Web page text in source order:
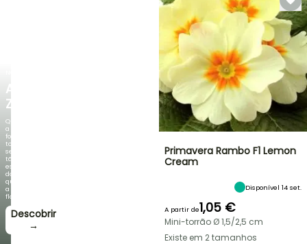
AGAPANTHUS
ZAMBEZI
Quando
a
folhagem
torna-
se
tão
espetacular
do
que
a
floração!
Descobrir
→
Primavera Rambo F1 Lemon
Cream
Disponível 14 set.
A partir de1,05 €
Mini-torrão Ø 1,5/2,5 cm
Existe em 2 tamanhos